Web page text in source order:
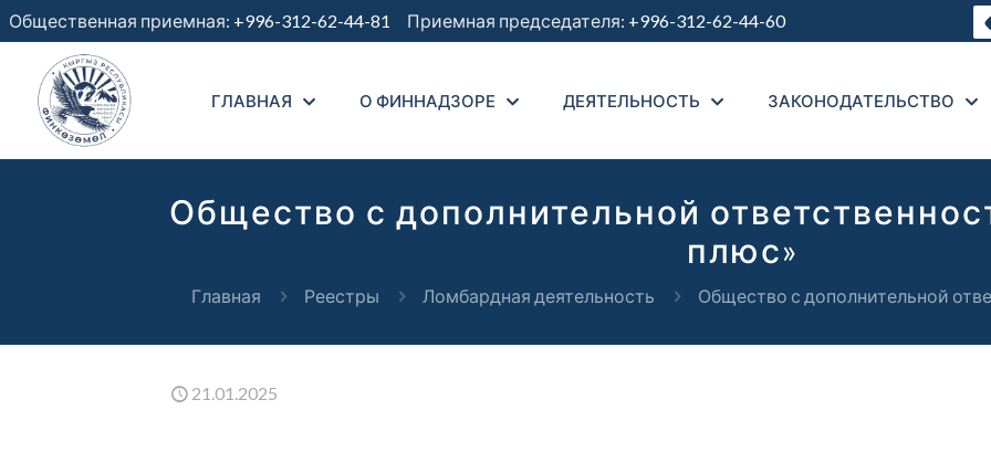
Общественная приемная: +996-312-62-44-81 Приемная председателя: +996-312-62-44-60
ГЛАВНАЯ О ФИННАДЗОРЕ ДЕЯТЕЛЬНОСТЬ ЗАКОНОДАТЕЛЬСТВО
Общество с дополнительной
плюс»
Главная Реестры Ломбардная деятельность Общество с дополнительной
21.01.2025